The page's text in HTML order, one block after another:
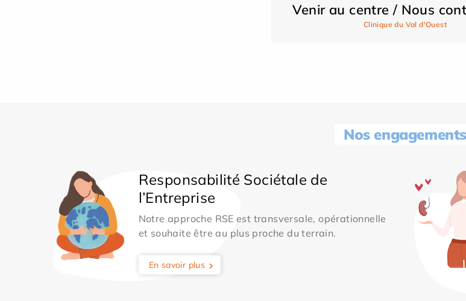
Venir au centre / Nous
Clinique du Val d'Ouest
Nos engagements
Responsabilité Sociétale de
l’Entreprise
Notre approche RSE est transversale, opérationnelle
et souhaite être au plus proche du terrain.
En savoir plus